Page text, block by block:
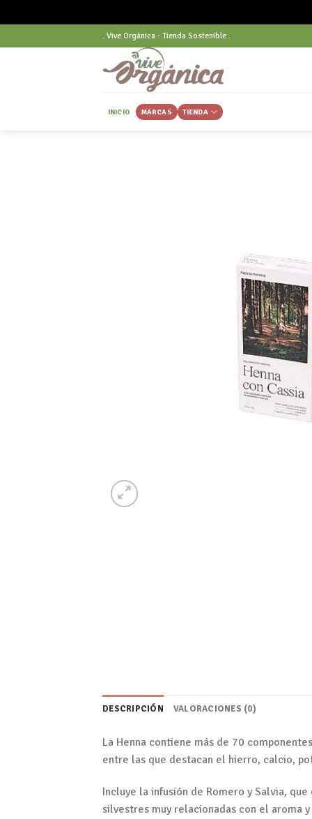
to
. Vive Orgánica - Tienda Sostenible .
INICIO MARCAS TIENDA
DESCRIPCIÓN VALORACIONES (0)
La Henna contiene más de 70
entre las que destacan el hierro, calcio,
Incluye la infusión de Romero y Salvia,
silvestres muy relacionadas con el aroma